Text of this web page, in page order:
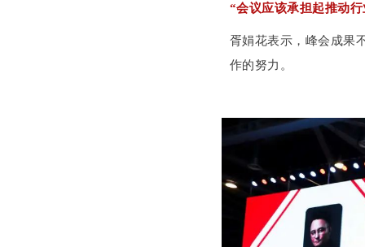
“会议应该承担起推动
胥娟花表示，峰会成果
作的努力。